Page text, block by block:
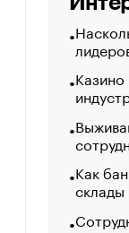
Как
склады